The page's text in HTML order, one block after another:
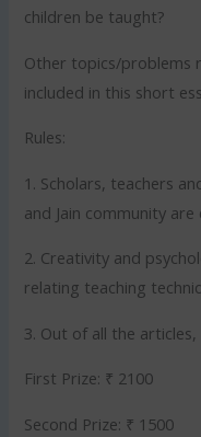
children be taught?
Other topics/problems
included in this short
Rules:
1. Scholars, teachers
and Jain community
2. Creativity and
relating teaching
3. Out of all the
First Prize: ₹ 2100
Second Prize: ₹ 1500